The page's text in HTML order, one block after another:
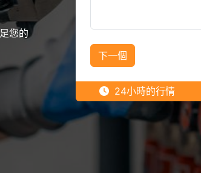
您的
下一個
24小時的行情